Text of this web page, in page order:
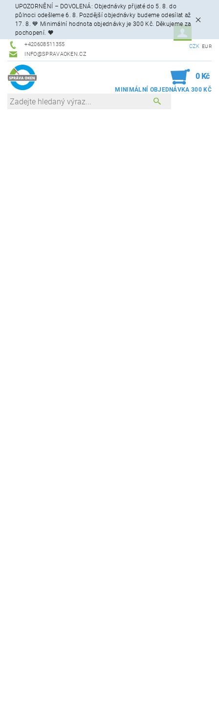
UPOZORNĚNÍ – DOVOLENÁ: Objednávky přijaté do 5. 8. do
půlnoci odešleme 6. 8. Pozdější objednávky budeme odesílat až
17. 8. 💙 Minimální hodnota objednávky je 300 Kč. Děkujeme za
pochopení. 🧡
+420608511355
INFO@SPRAVAOKEN.CZ
CZK EUR
0 Kč